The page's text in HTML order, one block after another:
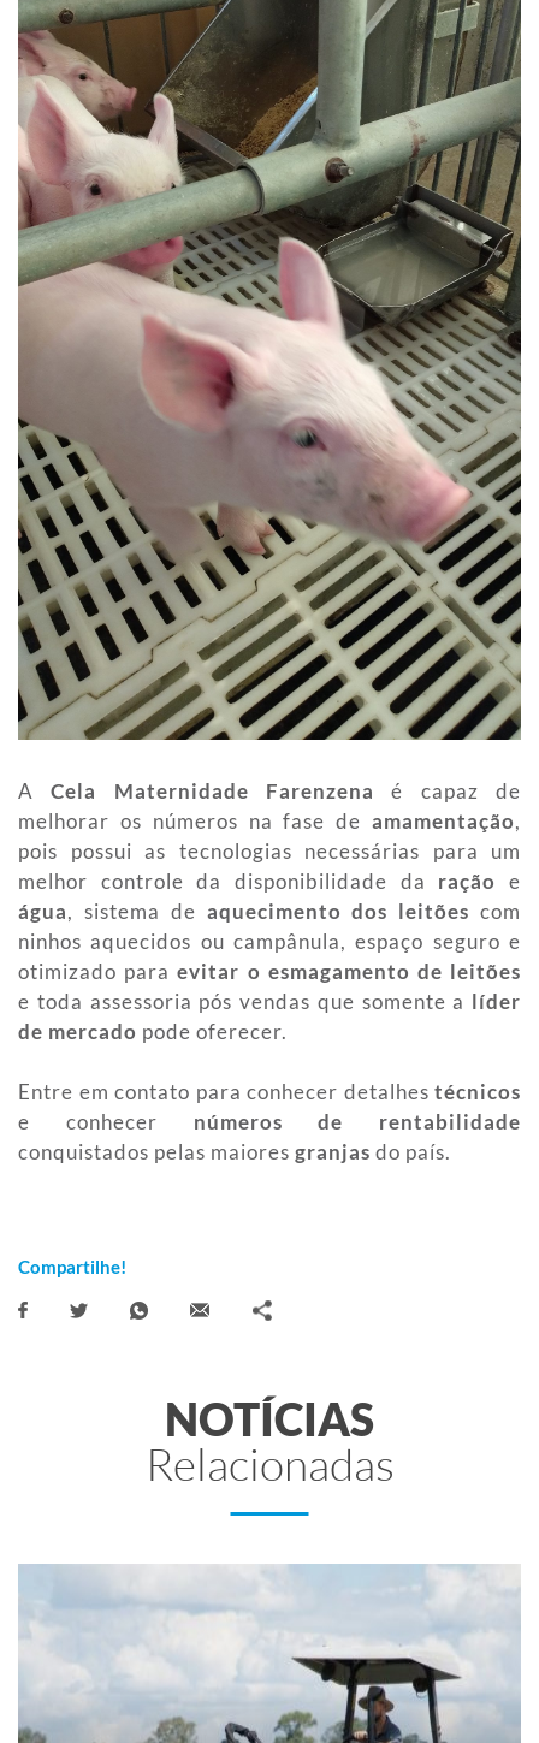
ACela Maternidade Farenzena é capaz de
melhorar os números na fase de amamentação,
pois possui as tecnologias necessárias para um
melhor controle da disponibilidade da raçãoe
água, sistema de aquecimento dos leitões com
ninhos aquecidos ou campânula, espaço seguro e
otimizado paraevitar o esmagamento de leitões
e toda assessoria pós vendas que somente a líder
de mercado pode oferecer.
Entre em contato para conhecer detalhes técnicos
e conhecer números de rentabilidade
conquistados pelas maiores granjas do país.
Compartilhe!
NOTÍCIAS
Relacionadas